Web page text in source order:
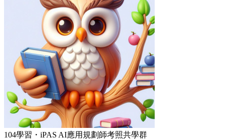
104學習・iPAS AI應用規劃師考照共學群